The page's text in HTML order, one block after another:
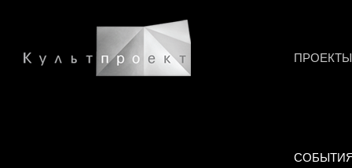
ПРОЕКТЫ